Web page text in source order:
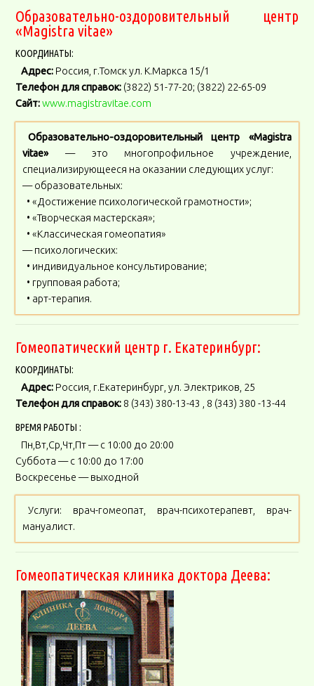
Образовательно-оздоровительный центр
«Magistra vitae»
КООРДИНАТЫ:
Адрес:Россия, г.Томск ул. К.Маркса 15/1
Телефон для справок: (3822) 51-77-20; (3822) 22-65-09
Сайт: www.magistravitae.com
Образовательно-оздоровительный центр «Magistra
vitae» — это многопрофильное учреждение,
специализирующееся на оказании следующих услуг:
— образовательных:
• «Достижение психологической грамотности»;
• «Творческая мастерская»;
• «Классическая гомеопатия»
— психологических:
• индивидуальное консультирование;
• групповая работа;
• арт-терапия.
Гомеопатический центр г. Екатеринбург:
КООРДИНАТЫ:
Адрес:Россия, г.Екатеринбург, ул. Электриков, 25
Телефон для справок: 8 (343) 380-13-43 , 8 (343) 380 -13-44
ВРЕМЯ РАБОТЫ :
Пн,Вт,Ср,Чт,Пт — с 10:00 до 20:00
Суббота — с 10:00 до 17:00
Воскресенье — выходной
Услуги: врач-гомеопат, врач-психотерапевт, врач-
мануалист.
Гомеопатическая клиника доктора Деева: